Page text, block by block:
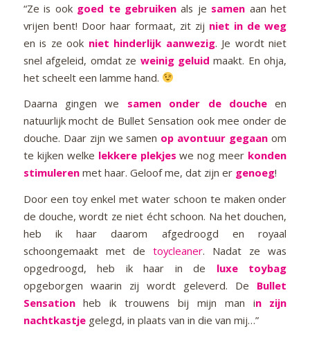
“Ze is ookgoed te gebruiken als je samen aan het
vrijen bent! Door haar formaat, zit zij niet in de weg
en is ze ook niet hinderlijk aanwezig. Je wordt niet
snel afgeleid, omdat ze weinig geluid maakt. En ohja,
het scheelt een lamme hand.
Daarna gingen we samen onder de douche en
natuurlijk mocht de Bullet Sensation ook mee onder de
douche. Daar zijn we samen op avontuur gegaan om
te kijken welke lekkere plekjes we nog meer konden
stimulerenmet haar. Geloof me, dat zijn er genoeg!
Door een toy enkel met water schoon te maken onder
de douche, wordt ze niet écht schoon. Na het douchen,
heb ik haar daarom afgedroogd en royaal
schoongemaakt met de toycleaner. Nadat ze was
opgedroogd, heb ik haar in de luxe toybag
opgeborgen waarin zij wordt geleverd. De Bullet
Sensationheb ik trouwens bij mijn man in zijn
nachtkastje gelegd, in plaats van in die van mij…”